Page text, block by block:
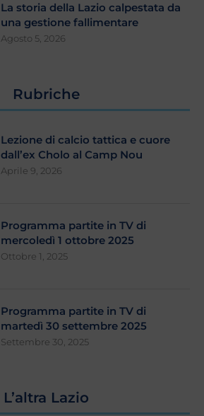
La storia della Lazio calpestata da
una gestione fallimentare
Agosto 5, 2026
Rubriche
Lezione di calcio tattica e cuore
dall’ex Cholo al Camp Nou
Aprile 9, 2026
Programma partite in TV di
mercoledì 1 ottobre 2025
Ottobre 1, 2025
Programma partite in TV di
martedì 30 settembre 2025
Settembre 30, 2025
L’altra Lazio